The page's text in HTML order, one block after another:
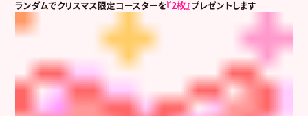
ランダムでクリスマス限定コースターを『2枚』プレゼントします